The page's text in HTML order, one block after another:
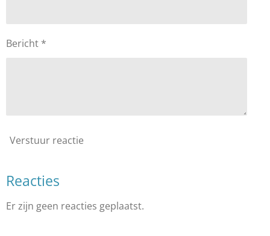
Bericht *
Verstuur reactie
Reacties
Er zijn geen reacties geplaatst.